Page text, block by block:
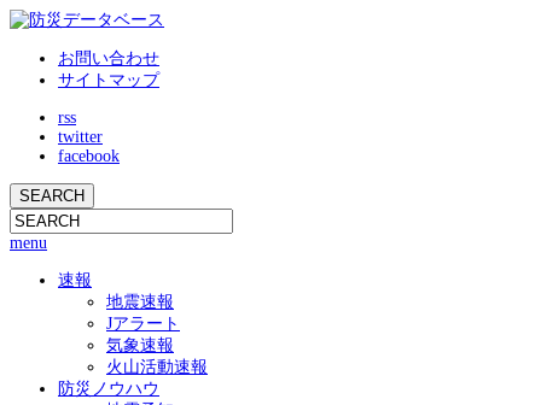
お問い合わせ
サイトマップ
rss
twitter
facebook
menu
速報
地震速報
Jアラート
気象速報
火山活動速報
防災ノウハウ